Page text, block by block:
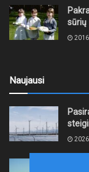
sūrių
Naujausi